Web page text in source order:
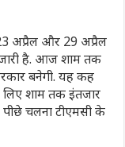
अप्रैल और 29 अप्रैल
है. आज शाम तक
बनेगी. यह कह
लिए शाम तक इंतजार
चलना टीएमसी के